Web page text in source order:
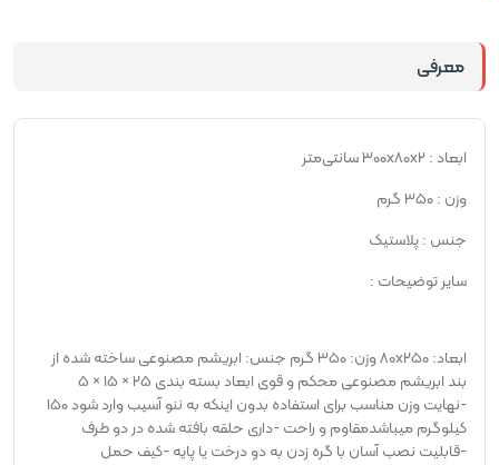
معرفی
ابعاد : ۳۰۰x۸۰x۲ سانتی‌متر
وزن : ۳۵۰ گرم
جنس : پلاستیک
سایر توضیحات :
ابعاد: ۸۰x۲۵۰ وزن: ۳۵۰ گرم جنس: ابریشم مصنوعی ساخته شده از
بند ابریشم مصنوعی محکم و قوی ابعاد بسته بندی ۲۵ × ۱۵ × ۵
-نهایت وزن مناسب برای استفاده بدون اینکه به ننو آسیب وارد شود ۱۵۰
کیلوگرم میباشدمقاوم و راحت -داری حلقه بافته شده در دو طرف
-قابلیت نصب آسان با گره زدن به دو درخت یا پایه -کیف حمل